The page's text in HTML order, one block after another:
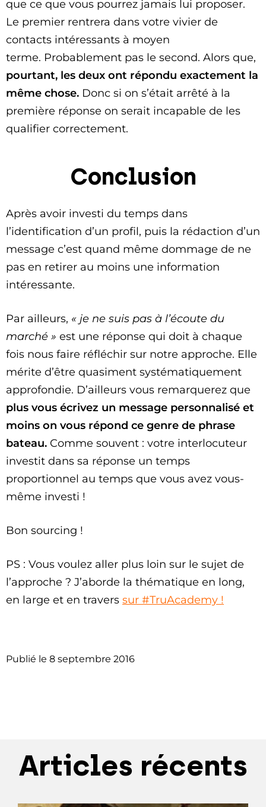
que ce que vous pourrez jamais lui proposer.
Le premier rentrera dans votre vivier de
contacts intéressants à moyen
terme. Probablement pas le second. Alors que,
pourtant, les deux ont répondu exactement la
même chose. Donc si on s’était arrêté à la
première réponse on serait incapable de les
qualifier correctement.
Conclusion
Après avoir investi du temps dans
l’identification d’un profil, puis la rédaction d’un
message c’est quand même dommage de ne
pas en retirer au moins une information
intéressante.
Par ailleurs, « je ne suis pas à l’écoute du
marché » est une réponse qui doit à chaque
fois nous faire réfléchir sur notre approche. Elle
mérite d’être quasiment systématiquement
approfondie. D’ailleurs vous remarquerez que
plus vous écrivez un message personnalisé et
moins on vous répond ce genre de phrase
bateau. Comme souvent : votre interlocuteur
investit dans sa réponse un temps
proportionnel au temps que vous avez vous-
même investi !
Bon sourcing !
PS : Vous voulez aller plus loin sur le sujet de
l’approche ? J’aborde la thématique en long,
en large et en travers sur #TruAcademy !
Publié le 8 septembre 2016
Articles récents